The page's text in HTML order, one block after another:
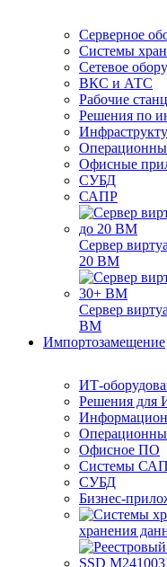
Серверное
Системы
Сетевое
ВКС и АТС
Рабочие
Решения по
Офисные
СУБД
САПР
Сервер
20 ВМ
Сервер
ВМ
Импортозамещение
ИТ-
Решения для
Офисное ПО
Системы
СУБД
Бизнес-
хранения